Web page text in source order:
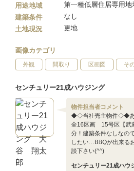
用途地域
第一種低層住居専用地
建築条件
なし
土地現況
更地
画像カテゴリ
外観 間取り 区画図 そ
センチュリー21成ハウジング
物件担当者コメント
◆◇当社売主物件◇◆
全16区画 15号区【武
分！建築条件なしなの
したい…BBQが出来る
談下さい(^^)
センチュリー21成ハ